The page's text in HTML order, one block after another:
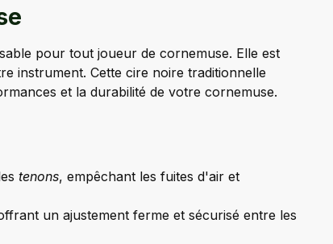
pour tout joueur de cornemuse. Elle est
instrument. Cette cire noire traditionnelle
et la durabilité de votre cornemuse.
tenons, empêchant les fuites d'air et
un ajustement ferme et sécurisé entre les